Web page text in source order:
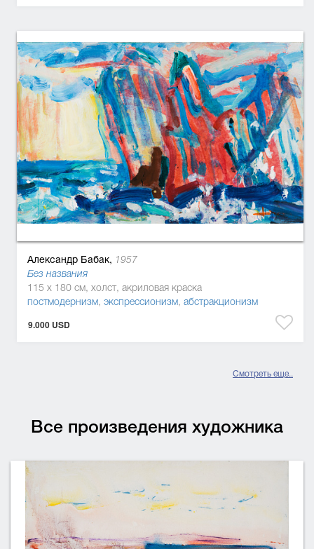
Александр Бабак, 1957
Без названия
115 x 180 см, холст, акриловая краска
постмодернизм, экспрессионизм, абстракционизм
9.000 USD
Смотреть еще..
Все произведения художника